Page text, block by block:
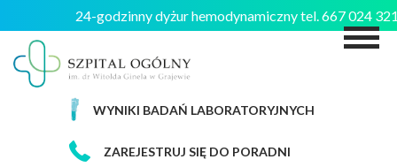
24-godzinny dyżur hemodynamiczny tel. 667 024
WYNIKI BADAŃ LABORATORYJNYCH
ZAREJESTRUJ SIĘ DO PORADNI